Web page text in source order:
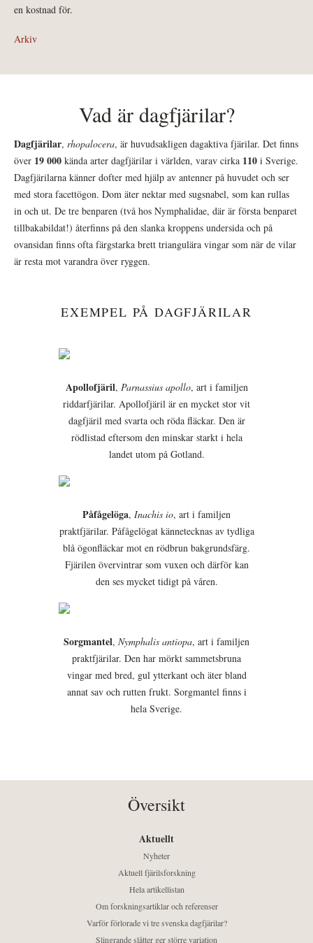
en kostnad för.
Arkiv
Vad är dagfjärilar?
Dagfjärilar, rhopalocera, är huvudsakligen dagaktiva fjärilar. Det finns
över 19 000 kända arter dagfjärilar i världen, varav cirka 110 i Sverige.
Dagfjärilarna känner dofter med hjälp av antenner på huvudet och ser
med stora facettögon. Dom äter nektar med sugsnabel, som kan rullas
in och ut. De tre benparen (två hos Nymphalidae, där är första benparet
tillbakabildat!) återfinns på den slanka kroppens undersida och på
ovansidan finns ofta färgstarka brett triangulära vingar som när de vilar
är resta mot varandra över ryggen.
EXEMPEL PÅ DAGFJÄRILAR
Apollofjäril, Parnassius apollo, art i familjen
riddarfjärilar. Apollofjäril är en mycket stor vit
dagfjäril med svarta och röda fläckar. Den är
rödlistad eftersom den minskar starkt i hela
landet utom på Gotland.
Påfågelöga, Inachis io, art i familjen
praktfjärilar. Påfågelögat kännetecknas av tydliga
blå ögonfläckar mot en rödbrun bakgrundsfärg.
Fjärilen övervintrar som vuxen och därför kan
den ses mycket tidigt på våren.
Sorgmantel, Nymphalis antiopa, art i familjen
praktfjärilar. Den har mörkt sammetsbruna
vingar med bred, gul ytterkant och äter bland
annat sav och rutten frukt. Sorgmantel finns i
hela Sverige.
Översikt
Aktuellt
Nyheter
Aktuell fjärilsforskning
Hela artikellistan
Om forskningsartiklar och referenser
Varför förlorade vi tre svenska dagfjärilar?
Slingrande slåtter ger större variation